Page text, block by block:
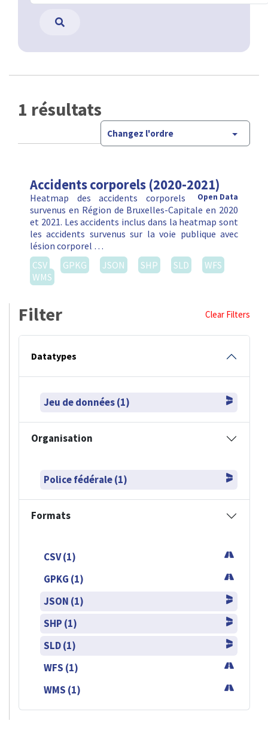
1 résultats
Changez l'ordre
Accidents corporels (2020-2021)
Open Data
Heatmap des accidents corporels
survenus en Région de Bruxelles-Capitale en 2020
et 2021. Les accidents inclus dans la heatmap sont
les accidents survenus sur la voie publique avec
lésion corporel …
CSV
GPKG JSON SHP SLD
WFS
WMS
Filter Clear Filters
Datatypes
Jeu de données (1)
Organisation
Police fédérale (1)
Formats
CSV (1)
GPKG (1)
JSON (1)
SHP (1)
SLD (1)
WFS (1)
WMS (1)